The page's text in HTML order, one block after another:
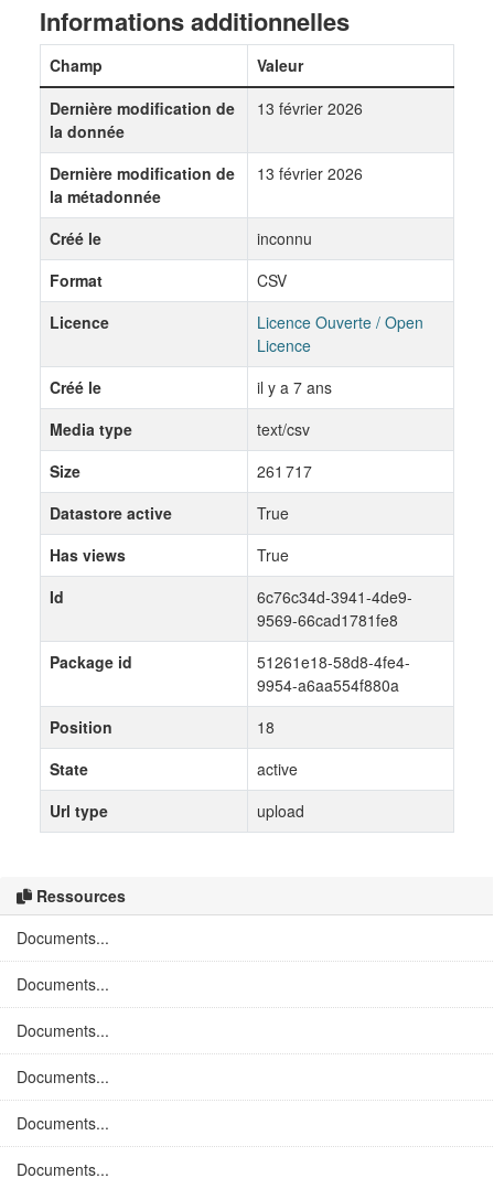
Ressources
Documents...
Documents...
Documents...
Documents...
Documents...
Documents...
Informations additionnelles
Champ
Valeur
Dernière modification de
la donnée
13 février 2026
Dernière modification de
la métadonnée
13 février 2026
Créé le
inconnu
Format
CSV
Licence
Licence Ouverte / Open
Licence
Créé le
il y a 7 ans
Media type
text/csv
Size
261 717
Datastore active
True
Has views
True
Id
6c76c34d-3941-4de9-
9569-66cad1781fe8
Package id
51261e18-58d8-4fe4-
9954-a6aa554f880a
Position
18
State
active
Url type
upload